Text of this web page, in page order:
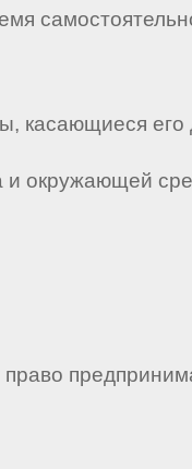
касающиеся его
и окружающей